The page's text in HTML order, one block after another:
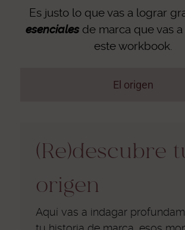
Es justo lo que vas a lograr
esencialesde marca que vas
este workbook.
El origen
(Re)descubre
origen
Aquí vas a indagar